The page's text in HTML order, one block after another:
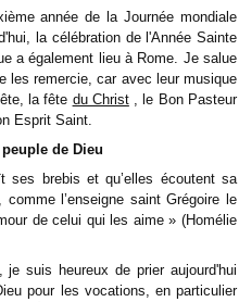
année de la Journée mondiale
la célébration de l'Année Sainte
a également lieu à Rome. Je salue
les remercie, car avec leur musique
la fête du Christ, le Bon Pasteur
Esprit Saint.
de Dieu
ses brebis et qu’elles écoutent sa
l’enseigne saint Grégoire le
de celui qui les aime » (Homélie
suis heureux de prier aujourd'hui
pour les vocations, en particulier